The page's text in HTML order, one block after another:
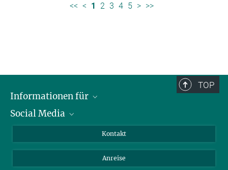
<< < 1 2 3 4 5 > >>
TOP
Informationen für
Wissenschaftlerinnen und Wissenschaftler
Bewerberinnen und Bewerber
Medienvertreter
Social Media
YouTube
Mastodon
Kontakt
Anreise